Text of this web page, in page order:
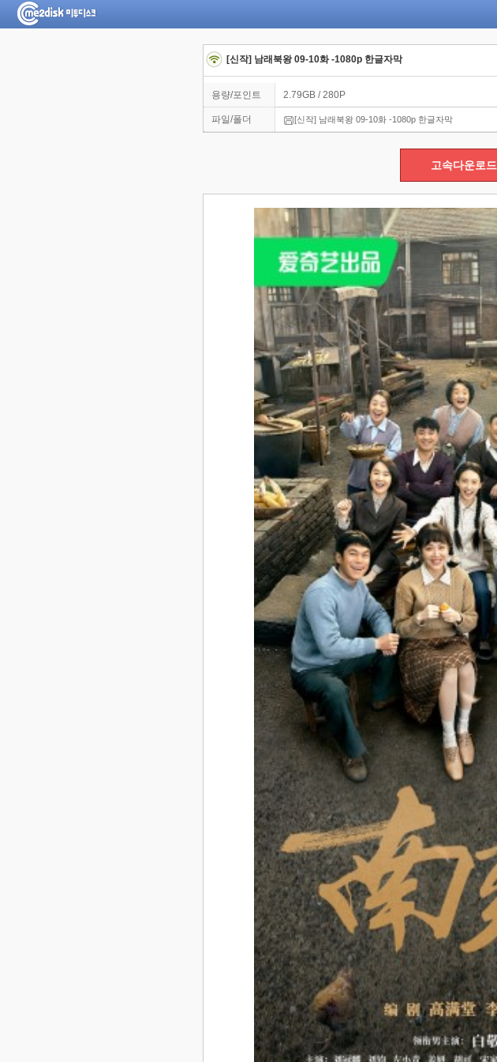
[신작] 남래북왕 09-10화 -1080p 한글자막
용량/포인트 2.79GB / 280P
파일/폴더 [신작] 남래북왕 09-10화 -1080p 한글자막
고속다운로드